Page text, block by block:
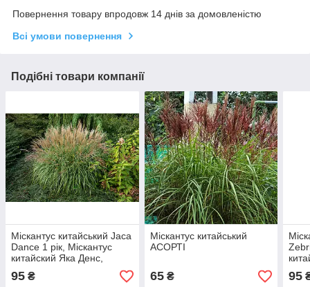
Повернення товару впродовж 14 днів за домовленістю
Всі умови повернення
Подібні товари компанії
Міскантус китайський Jaca
Dance 1 рік, Міскантус
китайский Яка Денс,
Miscanthus sinensis Jaca
Dance
95 ₴
Міскантус китайський
АСОРТІ
65₴ 95